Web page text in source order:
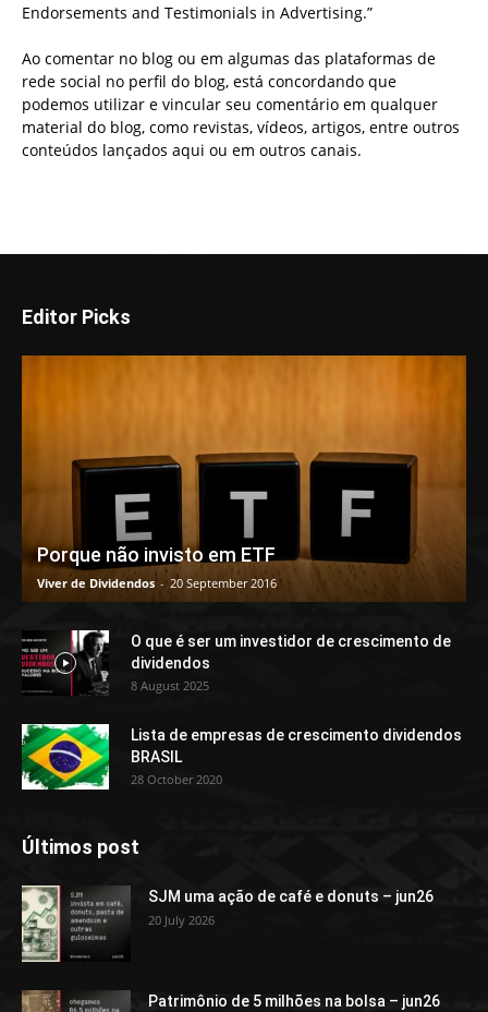
Endorsements and Testimonials in Advertising.”
Ao comentar no blog ou em algumas das plataformas de
rede social no perfil do blog, está concordando que
podemos utilizar e vincular seu comentário em qualquer
material do blog, como revistas, vídeos, artigos, entre outros
conteúdos lançados aqui ou em outros canais.
Editor Picks
Porque não invisto em ETF
Viver de Dividendos - 20 September 2016
O que é ser um investidor de crescimento de
dividendos
8 August 2025
Lista de empresas de crescimento dividendos
BRASIL
28 October 2020
Últimos post
SJM uma ação de café e donuts – jun26
20 July 2026
Patrimônio de 5 milhões na bolsa – jun26